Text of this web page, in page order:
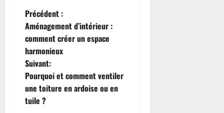
N
a
v
i
g
Précédent :
Aménagement d’intérieur :
comment créer un espace
harmonieux
Suivant:
Pourquoi et comment ventiler
une toiture en ardoise ou en
tuile ?